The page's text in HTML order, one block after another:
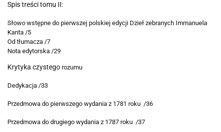
Spis treści tomu II:
Słowo wstępne do pierwszej polskiej edycji Dzieł zebranych Immanuela
Kanta /5
Od tłumacza /7
Nota edytorska /29
Krytyka czystego rozumu
Dedykacja /33
Przedmowa do pierwszego wydania z 1781 roku /36
Przedmowa do drugiego wydania z 1787 roku /37